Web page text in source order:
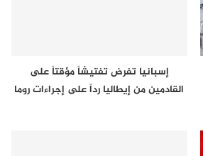
إسبانيا تفرض تفتيشاً مؤقتاً على
القادمين من إيطاليا رداً على إجراءات روما